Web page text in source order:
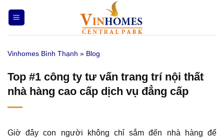
qua
nội
Vinhomes Bình Thạnh » Blog
Top #1 công ty tư vấn trang trí nội thất
nhà hàng cao cấp dịch vụ đẳng cấp
Giờ đây con người không chỉ sắm đến nhà hàng để